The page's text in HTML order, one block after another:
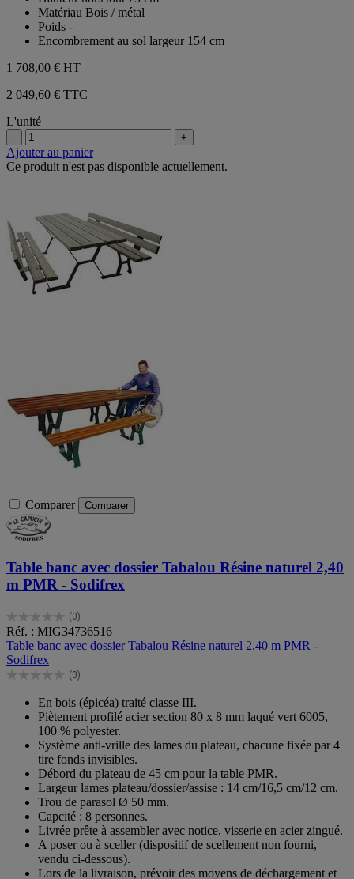
Matériau Bois / métal
Poids -
Encombrement au sol largeur 154 cm
1 708,00 € HT
2 049,60 € TTC
L'unité
- +
Ajouter au panier
Ce produit n'est pas disponible actuellement.
Comparer Comparer
Table banc avec dossier Tabalou Résine naturel 2,40
m PMR - Sodifrex
(0)
0.0
sur
5
étoiles.
Réf. : MIG34736516
Table banc avec dossier Tabalou Résine naturel 2,40 m PMR -
Sodifrex
(0)
0.0
étoiles.
En bois (épicéa) traité classe III.
Piètement profilé acier section 80 x 8 mm laqué vert 6005,
100 % polyester.
Système anti-vrille des lames du plateau, chacune fixée par 4
tire fonds invisibles.
Débord du plateau de 45 cm pour la table PMR.
Largeur lames plateau/dossier/assise : 14 cm/16,5 cm/12 cm.
Trou de parasol Ø 50 mm.
Capcité : 8 personnes.
Livrée prête à assembler avec notice, visserie en acier zingué.
A poser ou à sceller (dispositif de scellement non fourni,
vendu ci-dessous).
Lors de la livraison, prévoir des moyens de déchargement et